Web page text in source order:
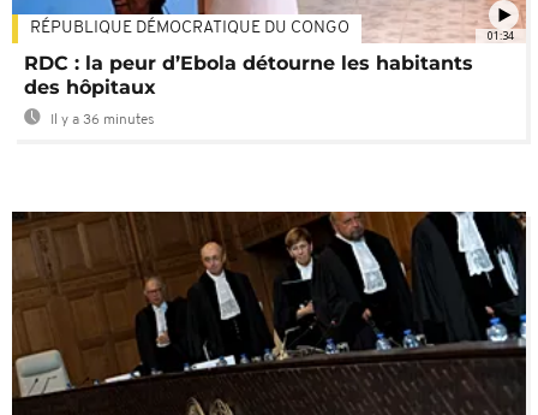
01:34
RÉPUBLIQUE DÉMOCRATIQUE DU CONGO
RDC : la peur d’Ebola détourne les habitants
des hôpitaux
Il y a 36 minutes